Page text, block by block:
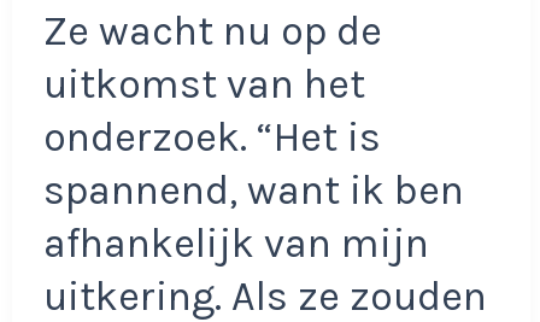
Ze wacht nu op de
uitkomst van het
onderzoek. “Het is
spannend, want ik ben
afhankelijk van mijn
uitkering. Als ze zouden